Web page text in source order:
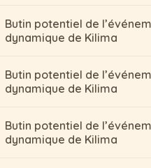
Butin potentiel de
dynamique de Kilima
Butin potentiel de
dynamique de Kilima
Butin potentiel de
dynamique de Kilima